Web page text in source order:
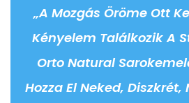
„A Mozgás Öröme Ott
Kényelem Találkozik A
Orto Natural
Hozza El Neked,